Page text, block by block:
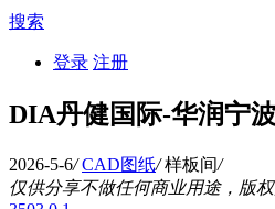
搜索
登录 注册
DIA丹健国际-华润宁
2026-5-6/ CAD图纸/ 样板间/
仅供分享不做任何商业用途，版